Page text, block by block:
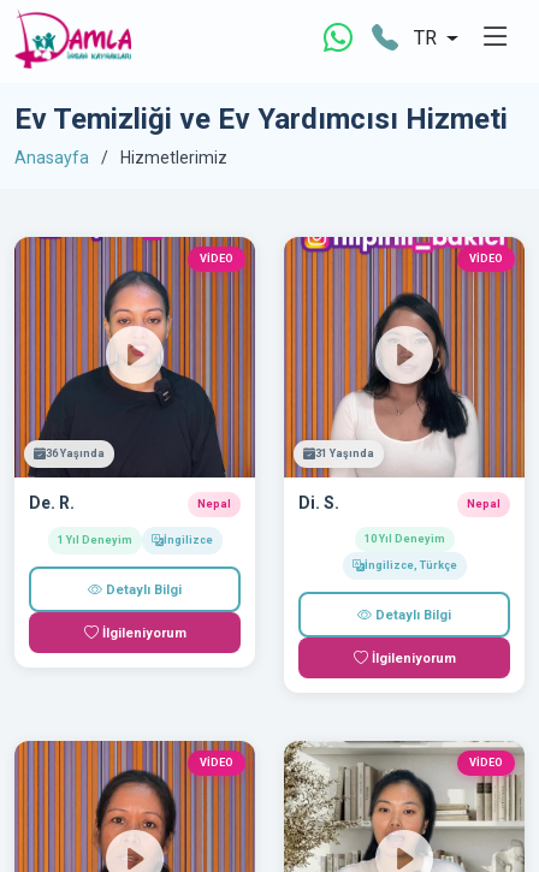
TR
Ev Temizliği ve Ev Yardımcısı Hizmeti
Anasayfa Hizmetlerimiz
VİDEO
36 Yaşında
De. R. Nepal
1 Yıl Deneyim İngilizce
Detaylı Bilgi
İlgileniyorum
VİDEO
31 Yaşında
Di. S. Nepal
10 Yıl Deneyim
İngilizce, Türkçe
Detaylı Bilgi
İlgileniyorum
VİDEO VİDEO